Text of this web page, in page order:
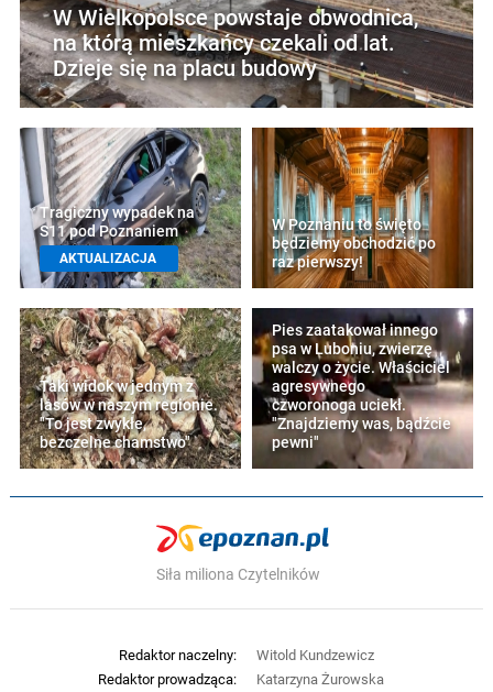
W Wielkopolsce powstaje obwodnica,
na którą mieszkańcy czekali od lat.
Dzieje się na placu budowy
Tragiczny wypadek na
S11 pod Poznaniem
AKTUALIZACJA
W Poznaniu to święto
będziemy obchodzić po
raz pierwszy!
Taki widok w jednym z
lasów w naszym regionie.
"To jest zwykłe,
bezczelne chamstwo"
Pies zaatakował innego
psa w Luboniu, zwierzę
walczy o życie. Właściciel
agresywnego
czworonoga uciekł.
"Znajdziemy was, bądźcie
pewni"
Siła miliona Czytelników
Redaktor naczelny:
Witold Kundzewicz
Redaktor prowadząca:
Katarzyna Żurowska